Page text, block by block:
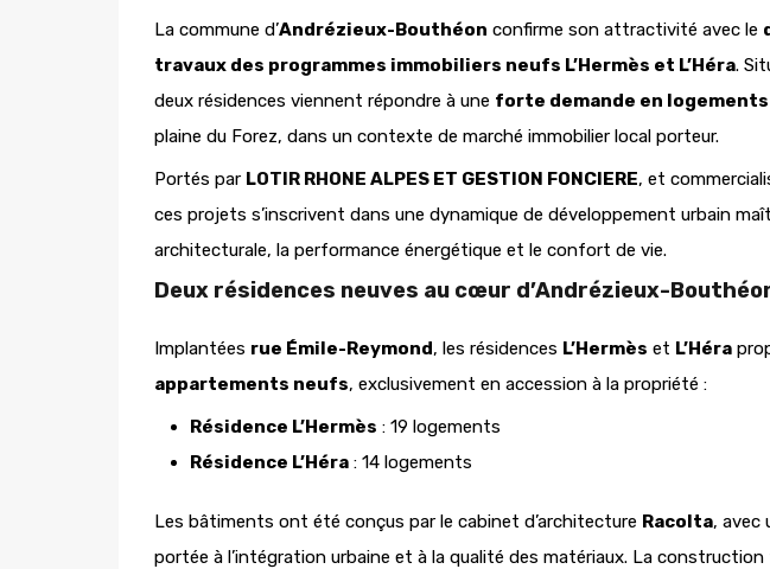
La commune d’Andrézieux-Bouthéon confirme son attractivité avec le
travaux des programmes immobiliers neufs L’Hermès et L’Héra.
deux résidences viennent répondre à une forte demande en
plaine du Forez, dans un contexte de marché immobilier local porteur.
Portés par LOTIR RHONE ALPES ET GESTION FONCIERE, et
ces projets s’inscrivent dans une dynamique de développement urbain
architecturale, la performance énergétique et le confort de vie.
Deux résidences neuves au cœur d’Andrézieux-
Implantées rue Émile-Reymond, les résidences L’Hermès et L’Héra
appartements neufs, exclusivement en accession à la propriété :
Résidence L’Hermès : 19 logements
Résidence L’Héra : 14 logements
Les bâtiments ont été conçus par le cabinet d’architecture Racolta, avec
portée à l’intégration urbaine et à la qualité des matériaux. La construction